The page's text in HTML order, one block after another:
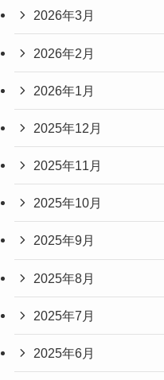
2026年3月
2026年2月
2026年1月
2025年12月
2025年11月
2025年10月
2025年9月
2025年8月
2025年7月
2025年6月